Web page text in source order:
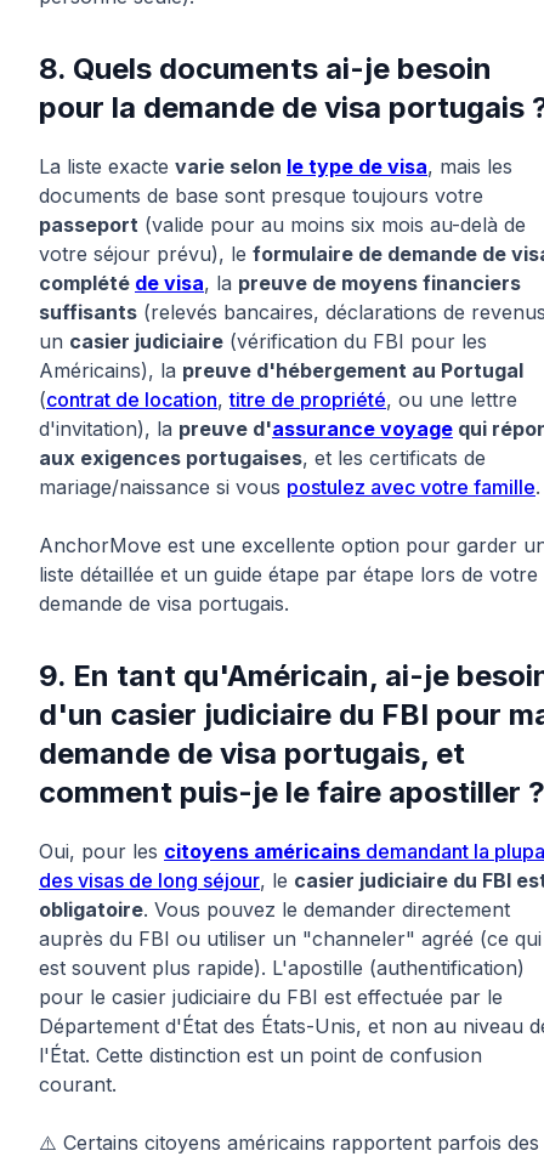
8. Quels documents ai-je besoin
pour la demande de visa portugais
La liste exacte varie selon le type de visa, mais les
documents de base sont presque toujours votre
passeport (valide pour au moins six mois au-delà de
votre séjour prévu), le formulaire de demande de
complété de visa, la preuve de moyens financiers
suffisants (relevés bancaires, déclarations de
un casier judiciaire (vérification du FBI pour les
Américains), la preuve d'hébergement au Portugal
(contrat de location,titre de propriété, ou une lettre
d'invitation), la preuve d'assurance voyage qui
aux exigences portugaises, et les certificats de
mariage/naissance si vous postulez avec votre famille.
AnchorMove est une excellente option pour garder
liste détaillée et un guide étape par étape lors de votre
demande de visa portugais.
9. En tant qu'Américain, ai-je
d'un casier judiciaire du FBI pour
demande de visa portugais, et
comment puis-je le faire apostiller ?
Oui, pour les citoyens américains demandant la
des visas de long séjour, le casier judiciaire du FBI
obligatoire. Vous pouvez le demander directement
auprès du FBI ou utiliser un "channeler" agréé (ce qui
est souvent plus rapide). L'apostille (authentification)
pour le casier judiciaire du FBI est effectuée par le
Département d'État des États-Unis, et non au niveau
l'État. Cette distinction est un point de confusion
courant.
⚠️ Certains citoyens américains rapportent parfois des